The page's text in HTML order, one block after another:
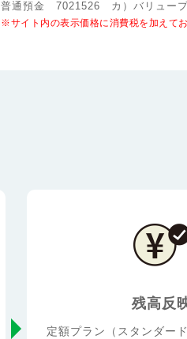
普通預金 7021526 カ）バリュープ
※サイト内の表示価格に消費税を加えてお
残高反
定額プラン（スタンダー